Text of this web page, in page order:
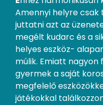
Amennyi helyre csak
juttatni azt az
megélt kudarc és a
helyes eszköz-
múlik. Emiatt nagyon
gyermek a saját
megfelelő
játékokkal